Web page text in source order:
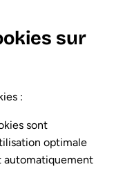
sur
:
sont
optimale
automatiquement